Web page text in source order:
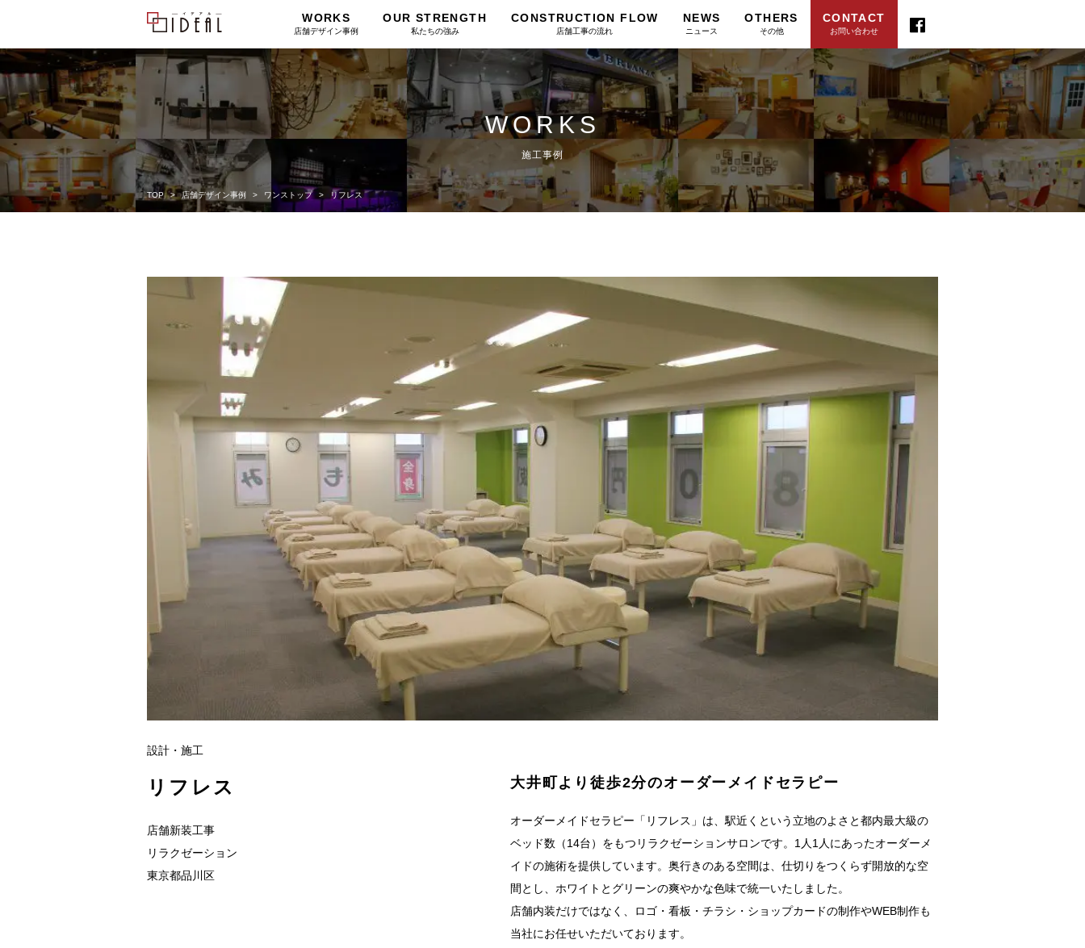
WORKS
店舗デザイン事例
OUR STRENGTH
私たちの強み
CONSTRUCTION FLOW
店舗工事の流れ
NEWS
ニュース
OTHERS
その他
CONTACT
お問い合わせ
WORKS
施工事例
TOP 店舗デザイン事例 ワンストップ リフレス
設計・施工
リフレス
店舗新装工事
リラクゼーション
東京都品川区
大井町より徒歩2分のオーダーメイドセラピー
オーダーメイドセラピー「リフレス」は、駅近くという立地のよさと都内最大級の
ベッド数（14台）をもつリラクゼーションサロンです。1人1人にあったオーダーメ
イドの施術を提供しています。奥行きのある空間は、仕切りをつくらず開放的な空
間とし、ホワイトとグリーンの爽やかな色味で統一いたしました。
店舗内装だけではなく、ロゴ・看板・チラシ・ショップカードの制作やWEB制作も
当社にお任せいただいております。